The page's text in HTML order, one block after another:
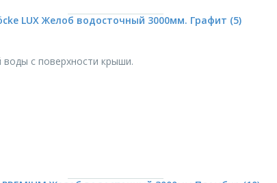
LUX Желоб водосточный 3000мм. Графит (5)
с поверхности крыши.